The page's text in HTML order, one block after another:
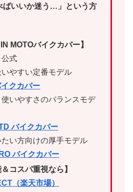
ばいいか迷う…」という方
MOTOバイクカバー】
式
やすい定番モデル
クカバー
いやすさのバランスモデ
バイクカバー
い方向けの厚手モデル
バイクカバー
＆コスパ重視なら】
（楽天市場）